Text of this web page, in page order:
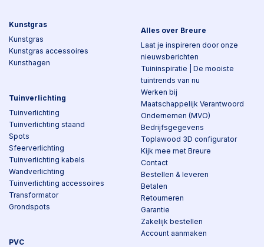
Kunstgras
Kunstgras
Kunstgras accessoires
Kunsthagen
Tuinverlichting
Tuinverlichting
Tuinverlichting staand
Spots
Sfeerverlichting
Tuinverlichting kabels
Wandverlichting
Tuinverlichting accessoires
Transformator
Grondspots
PVC
Alles over Breure
Laat je inspireren door onze
nieuwsberichten
Tuininspiratie | De mooiste
tuintrends van nu
Werken bij
Maatschappelijk Verantwoord
Ondernemen (MVO)
Bedrijfsgegevens
Toplawood 3D configurator
Kijk mee met Breure
Contact
Bestellen & leveren
Betalen
Retourneren
Garantie
Zakelijk bestellen
Account aanmaken